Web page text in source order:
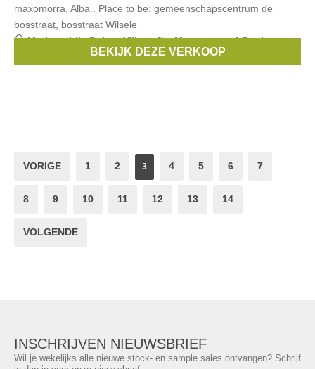
maxomorra, Alba.. Place to be: gemeenschapscentrum de
bosstraat, bosstraat Wilsele
Merken:Lily Balou,Villervalla,Maxomorra,4 Funky
, ...
BEKIJK DEZE VERKOOP
VORIGE 1 2 3 4 5 6 7
8 9 10 11 12 13 14
VOLGENDE
INSCHRIJVEN NIEUWSBRIEF
Wil je wekelijks alle nieuwe stock- en sample sales ontvangen? Schrijf